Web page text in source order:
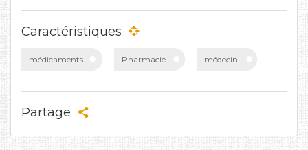
Caractéristiques
médicaments Pharmacie médecin
Partage